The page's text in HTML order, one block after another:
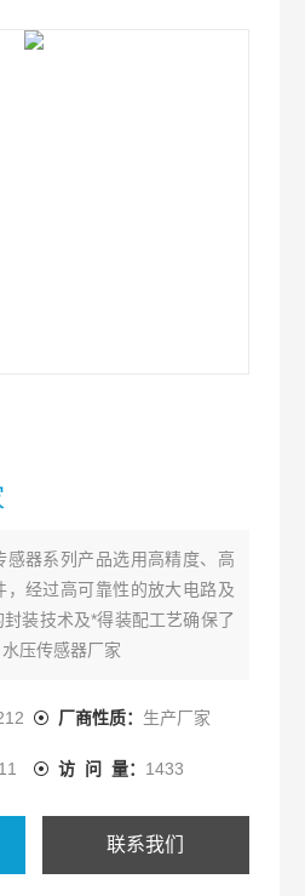
感器系列产品选用高精度、高
，经过高可靠性的放大电路及
装技术及*得装配工艺确保了
压传感器厂家
厂商性质： 生产厂家
访 问 量： 1433
联系我们